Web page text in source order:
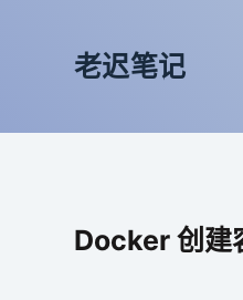
老迟笔记
Docker 创建